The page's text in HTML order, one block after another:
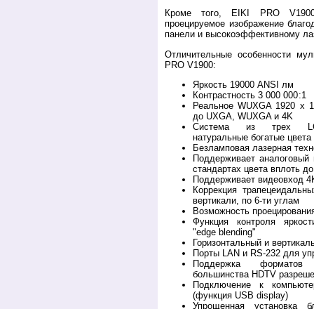
Кроме того, EIKI PRO V1900
проецируемое изображение
панели и высокоэффективному
Отличительные особенности
PRO V1900:
Яркость 19000 ANSI лм
Контрастность 3 000 000:1
Реальное WUXGA 1920 x
до UXGA, WUXGA и 4K
Система из трех
натуральные богатые цвета
Безламповая лазерная
Поддерживает
стандартах цвета вплоть
Поддерживает видеовход
Коррекция
вертикали, по 6-ти углам
Возможность
Функция контроля
"edge blending"
Горизонтальный и
Порты LAN и RS-232 для
Поддержка форматов
большинства HDTV
Подключение к
(функция USB display)
Упрощенная установка